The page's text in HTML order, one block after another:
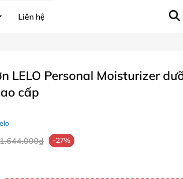
Liên hệ
LELO Personal Moisturizer
cấp
1.644.000₫ -27%